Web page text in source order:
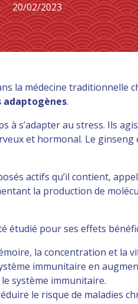
20/02/2023
la médecine traditionnelle
adaptogènes.
à s’adapter au stress. Ils
et hormonal. Le ginseng
actifs qu’il contient,
la production de
étudié pour ses effets
la concentration et la
immunitaire en
système immunitaire.
le risque de maladies